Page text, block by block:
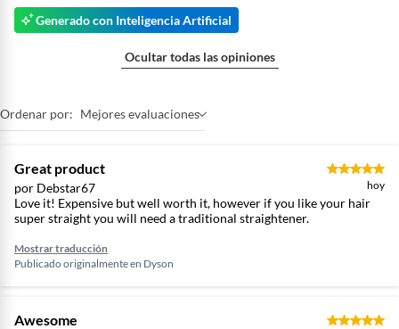
Función de bloqueo
Desliza el botón para bloquear y desbloquear los brazos de la
máquina. Utilízala con los brazos bloqueados para presecar
Generado con Inteligencia Artificial
Ocultar todas las opiniones
Ordenar por: Mejores evaluaciones
Great product
por Debstar67 hoy
Love it! Expensive but well worth it, however if you like your hair
super straight you will need a traditional straightener.
Mostrar traducción
Publicado originalmente en Dyson
Awesome